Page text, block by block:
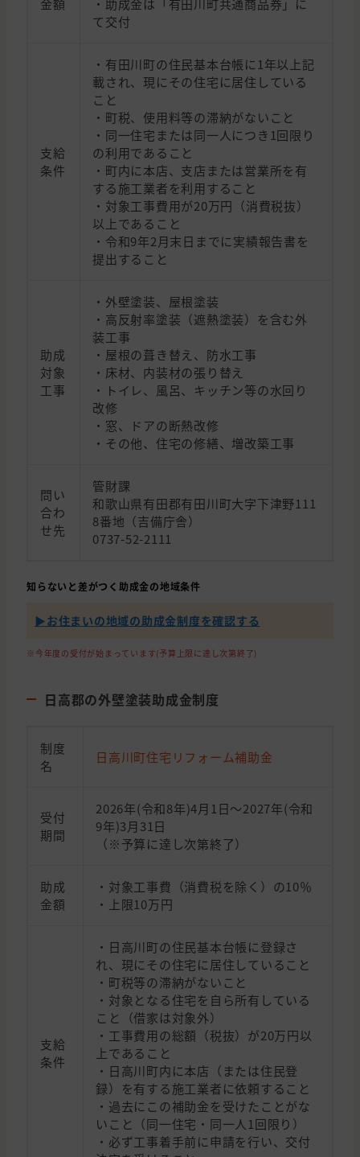
て交付
支給
条件
・有田川町の住民基本台帳に1年以上記
載され、現にその住宅に居住している
こと
・町税、使用料等の滞納がないこと
・同一住宅または同一人につき1回限り
の利用であること
・町内に本店、支店または営業所を有
する施工業者を利用すること
・対象工事費用が20万円（消費税抜）
以上であること
・令和9年2月末日までに実績報告書を
提出すること
助成
対象
工事
・外壁塗装、屋根塗装
・高反射率塗装（遮熱塗装）を含む外
装工事
・屋根の葺き替え、防水工事
・床材、内装材の張り替え
・トイレ、風呂、キッチン等の水回り
改修
・窓、ドアの断熱改修
・その他、住宅の修繕、増改築工事
問い
合わ
せ先
管財課
和歌山県有田郡有田川町大字下津野111
8番地（吉備庁舎）
0737-52-2111
知らないと差がつく助成金の地域条件
▶︎お住まいの地域の助成金制度を確認する
※今年度の受付が始まっています(予算上限に達し次第終了)
日高郡の外壁塗装助成金制度
制度
名
日高川町住宅リフォーム補助金
受付
期間
2026年(令和8年)4月1日〜2027年(令和
9年)3月31日
（※予算に達し次第終了）
助成
金額
・対象工事費（消費税を除く）の10％
・上限10万円
支給
条件
・日高川町の住民基本台帳に登録さ
れ、現にその住宅に居住していること
・町税等の滞納がないこと
・対象となる住宅を自ら所有している
こと（借家は対象外）
・工事費用の総額（税抜）が20万円以
上であること
・日高川町内に本店（または住民登
録）を有する施工業者に依頼すること
・過去にこの補助金を受けたことがな
いこと（同一住宅・同一人1回限り）
・必ず工事着手前に申請を行い、交付